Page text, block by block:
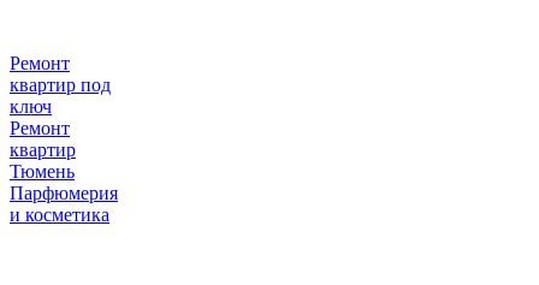
Ремонт
квартир под
ключ
Ремонт
квартир
Тюмень
Парфюмерия
и косметика